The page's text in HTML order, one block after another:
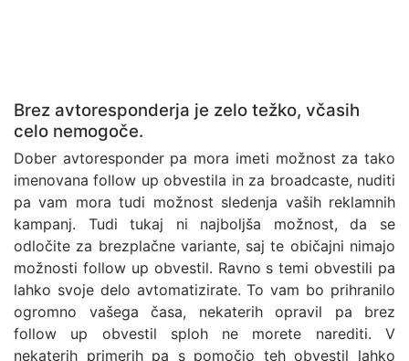
Brez avtoresponderja je zelo težko, včasih
celo nemogoče.
Dober avtoresponder pa mora imeti možnost za tako
imenovana follow up obvestila in za broadcaste, nuditi
pa vam mora tudi možnost sledenja vaših reklamnih
kampanj. Tudi tukaj ni najboljša možnost, da se
odločite za brezplačne variante, saj te običajni nimajo
možnosti follow up obvestil. Ravno s temi obvestili pa
lahko svoje delo avtomatizirate. To vam bo prihranilo
ogromno vašega časa, nekaterih opravil pa brez
follow up obvestil sploh ne morete narediti. V
nekaterih primerih pa s pomočjo teh obvestil lahko